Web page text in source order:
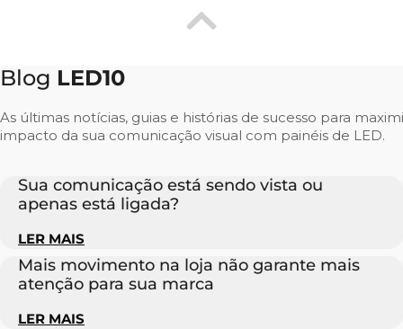
Blog LED10
As últimas notícias, guias e histórias de sucesso para
impacto da sua comunicação visual com painéis de LED.
Sua comunicação está sendo vista ou
apenas está ligada?
LER MAIS
Mais movimento na loja não garante mais
atenção para sua marca
LER MAIS